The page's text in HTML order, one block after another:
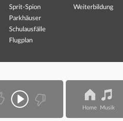
Sprit-Spion
Parkhäuser
Schulausfälle
Flugplan
Weiterbildung
Home Musik